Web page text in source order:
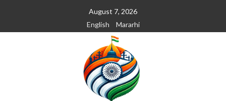
August 7, 2026
English
Mararhi